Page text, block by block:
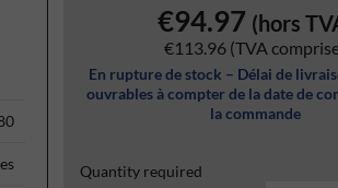
€94.97 (hors
€113.96 (TVA
En rupture de stock – Délai de
ouvrables à compter de la date de
la commande
Quantity required